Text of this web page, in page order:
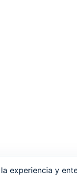
experiencia y